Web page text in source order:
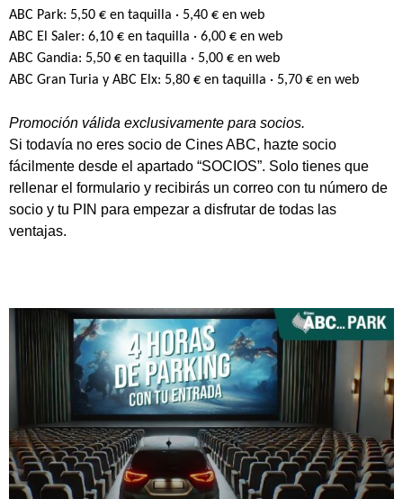
ABC Park: 5,50 € en taquilla · 5,40 € en web
ABC El Saler: 6,10 € en taquilla · 6,00 € en web
ABC Gandia: 5,50 € en taquilla · 5,00 € en web
ABC Gran Turia y ABC Elx: 5,80 € en taquilla · 5,70 € en web
Promoción válida exclusivamente para socios.
Si todavía no eres socio de Cines ABC, hazte socio
fácilmente desde el apartado “SOCIOS”. Solo tienes que
rellenar el formulario y recibirás un correo con tu número de
socio y tu PIN para empezar a disfrutar de todas las
ventajas.